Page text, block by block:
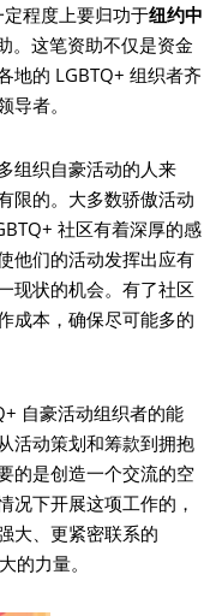
程度上要归功于纽约中
。这笔资助不仅是资金
地的 LGBTQ+ 组织者齐
者。
组织自豪活动的人来
限的。大多数骄傲活动
社区有着深厚的感
他们的活动发挥出应有
现状的机会。有了社区
成本，确保尽可能多的
自豪活动组织者的能
活动策划和筹款到拥抱
的是创造一个交流的空
况下开展这项工作的，
大、更紧密联系的
的力量。